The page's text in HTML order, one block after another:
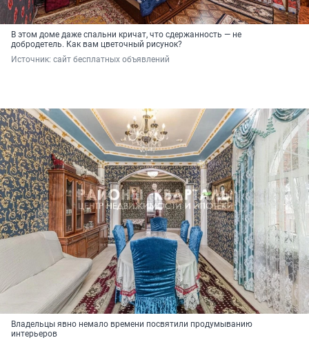
В этом доме даже спальни кричат, что сдержанность — не
добродетель. Как вам цветочный рисунок?
Источник: сайт бесплатных объявлений
Владельцы явно немало времени посвятили продумыванию
интерьеров